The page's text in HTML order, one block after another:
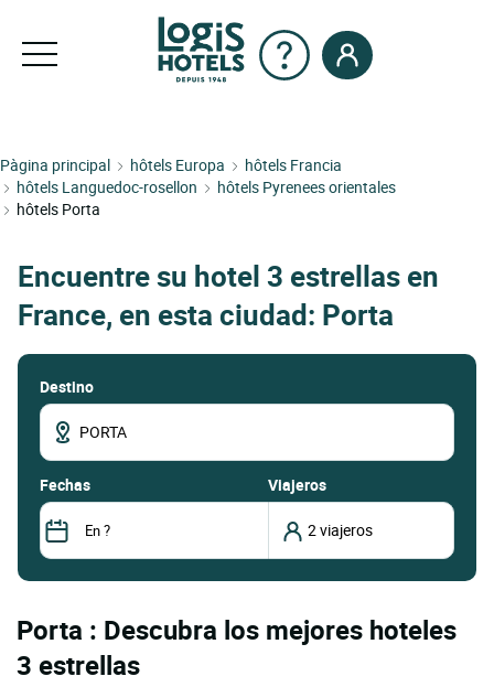
Pàgina principal hôtels Europa
hôtels Francia
hôtels Languedoc-rosellon
hôtels Pyrenees orientales
hôtels Porta
Encuentre su hotel 3 estrellas en
France, en esta ciudad: Porta
Destino
fechas Viajeros
Porta : Descubra los mejores hoteles
3 estrellas